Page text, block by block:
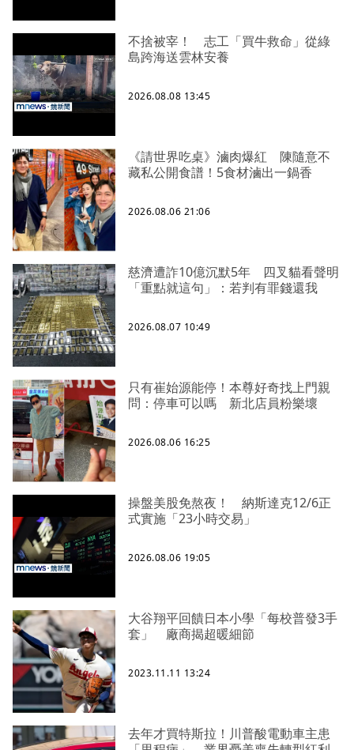
不捨被宰！ 志工「買牛救命」從綠
島跨海送雲林安養
2026.08.08 13:45
《請世界吃桌》滷肉爆紅 陳隨意不
藏私公開食譜！5食材滷出一鍋香
2026.08.06 21:06
慈濟遭詐10億沉默5年 四叉貓看聲明
「重點就這句」：若判有罪錢還我
2026.08.07 10:49
只有崔始源能停！本尊好奇找上門親
問：停車可以嗎 新北店員粉樂壞
2026.08.06 16:25
操盤美股免熬夜！ 納斯達克12/6正
式實施「23小時交易」
2026.08.06 19:05
大谷翔平回饋日本小學「每校普發3手
套」 廠商揭超暖細節
2023.11.11 13:24
去年才買特斯拉！川普酸電動車主患